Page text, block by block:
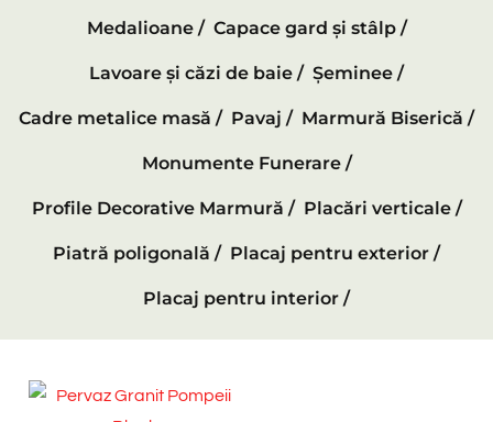
Medalioane / Capace gard și stâlp /
Lavoare și căzi de baie / Șeminee /
Cadre metalice masă / Pavaj / Marmură Biserică /
Monumente Funerare /
Profile Decorative Marmură / Placări verticale /
Piatră poligonală / Placaj pentru exterior /
Placaj pentru interior /